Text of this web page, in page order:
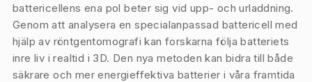
battericellens ena pol beter sig vid upp- och urladdning.
Genom att analysera en specialanpassad battericell med
hjälp av röntgentomografi kan forskarna följa batteriets
inre liv i realtid i 3D. Den nya metoden kan bidra till både
säkrare och mer energieffektiva batterier i våra framtida